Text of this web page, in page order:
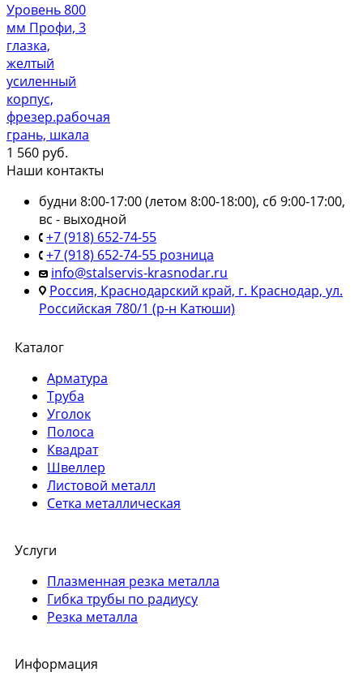
Уровень 800
мм Профи, 3
глазка,
желтый
усиленный
корпус,
фрезер.рабочая
грань, шкала
1 560 руб.
Наши контакты
будни 8:00-17:00 (летом 8:00-18:00), сб 9:00-17:00,
вс - выходной
+7 (918) 652-74-55
+7 (918) 652-74-55 розница
info@stalservis-krasnodar.ru
Россия, Краснодарский край, г. Краснодар, ул.
Российская 780/1 (р-н Катюши)
Каталог
Арматура
Труба
Уголок
Полоса
Квадрат
Швеллер
Листовой металл
Сетка металлическая
Услуги
Плазменная резка металла
Гибка трубы по радиусу
Резка металла
Информация